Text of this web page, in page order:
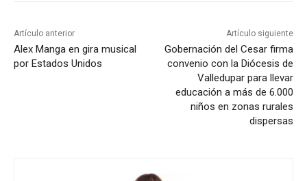
Artículo anterior
Alex Manga en gira musical
por Estados Unidos
Artículo siguiente
Gobernación del Cesar firma
convenio con la Diócesis de
Valledupar para llevar
educación a más de 6.000
niños en zonas rurales
dispersas